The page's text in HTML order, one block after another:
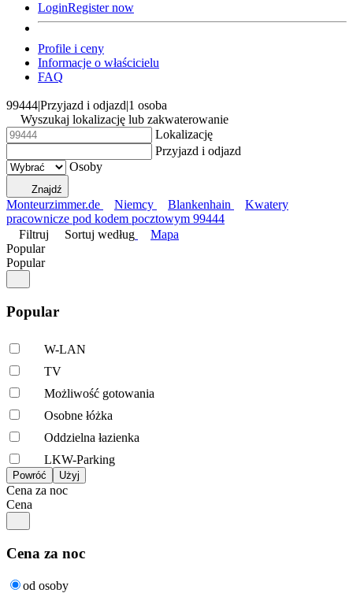
LoginRegister now
Profile i ceny
Informacje o właścicielu
FAQ
99444|Przyjazd i odjazd|1 osoba
Wyszukaj lokalizację lub zakwaterowanie
Lokalizację
Przyjazd i odjazd
Osoby
Znajdź
Monteurzimmer.de Niemcy Blankenhain
Kwatery
pracownicze pod kodem pocztowym 99444
Filtruj
Sortuj według
Mapa
Popular
Popular
Popular
W-LAN
TV
Możliwość gotowania
Osobne łóżka
Oddzielna łazienka
LKW-Parking
Cena za noc
Cena
Cena za noc
od osoby